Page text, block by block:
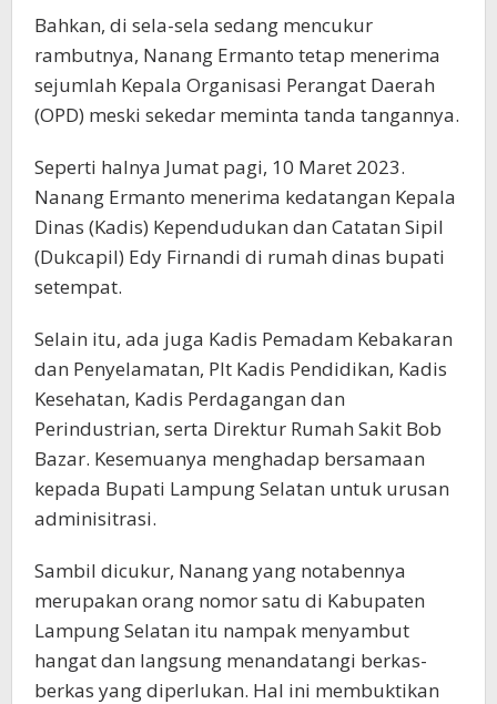
Bahkan, di sela-sela sedang mencukur
rambutnya, Nanang Ermanto tetap menerima
sejumlah Kepala Organisasi Perangat Daerah
(OPD) meski sekedar meminta tanda tangannya.
Seperti halnya Jumat pagi, 10 Maret 2023.
Nanang Ermanto menerima kedatangan Kepala
Dinas (Kadis) Kependudukan dan Catatan Sipil
(Dukcapil) Edy Firnandi di rumah dinas bupati
setempat.
Selain itu, ada juga Kadis Pemadam Kebakaran
dan Penyelamatan, Plt Kadis Pendidikan, Kadis
Kesehatan, Kadis Perdagangan dan
Perindustrian, serta Direktur Rumah Sakit Bob
Bazar. Kesemuanya menghadap bersamaan
kepada Bupati Lampung Selatan untuk urusan
adminisitrasi.
Sambil dicukur, Nanang yang notabennya
merupakan orang nomor satu di Kabupaten
Lampung Selatan itu nampak menyambut
hangat dan langsung menandatangi berkas-
berkas yang diperlukan. Hal ini membuktikan